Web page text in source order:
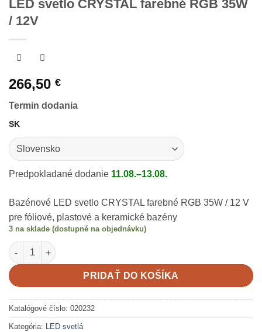
LED svetlo CRYSTAL farebné RGB 35W
/ 12V
266,50 €
Termin dodania
SK
Predpokladané dodanie 11.08.–13.08.
Bazénové LED svetlo CRYSTAL farebné RGB 35W / 12 V
pre fóliové, plastové a keramické bazény
3 na sklade (dostupné na objednávku)
množstvo LED svetlo CRYSTAL farebné RGB 35W / 12V
PRIDAŤ DO KOŠÍKA
Katalógové číslo: 020232
Kategória: LED svetlá